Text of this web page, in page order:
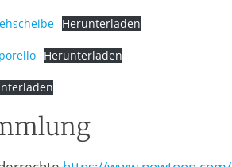
Herunterladen
Herunterladen